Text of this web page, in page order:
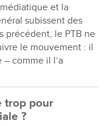
et la
subissent des
précédent, le PTB ne
le mouvement : il
comme il l’a
trop pour
?